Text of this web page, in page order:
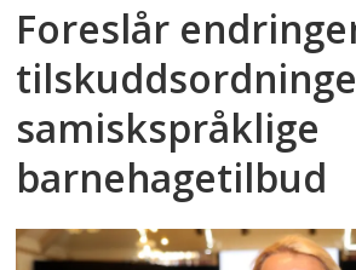
Foreslår
samiskspråklige
barnehagetilbud